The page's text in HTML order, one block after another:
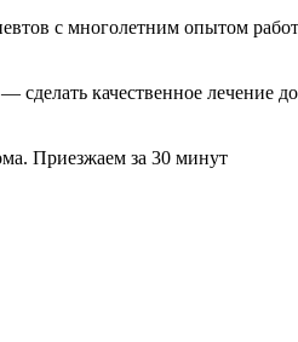
с многолетним опытом
качественное лечение
Приезжаем за 30 минут